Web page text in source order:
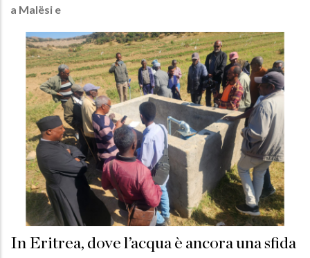
a Malësi e
In Eritrea, dove l’acqua è ancora una sfida